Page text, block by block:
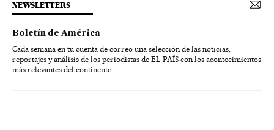
NEWSLETTERS
Boletín de América
Cada semana en tu cuenta de correo una selección de las noticias,
reportajes y análisis de los periodistas de EL PAÍS con los acontecimientos
más relevantes del continente.